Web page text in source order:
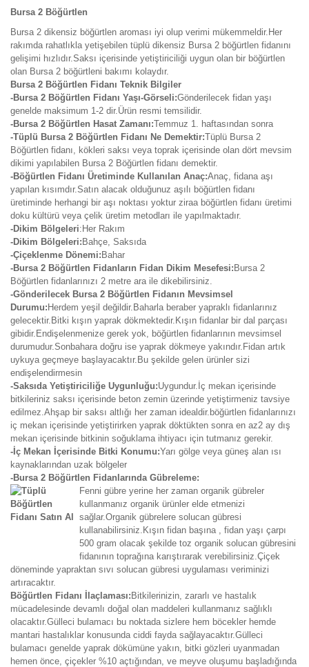
Bursa 2 Böğürtlen
Bursa 2 dikensiz böğürtlen aroması iyi olup verimi mükemmeldir.Her
rakımda rahatlıkla yetişebilen tüplü dikensiz Bursa 2 böğürtlen fidanını
gelişimi hızlıdır.Saksı içerisinde yetiştiriciliği uygun olan bir böğürtlen
olan Bursa 2 böğürtleni bakımı kolaydır.
Bursa 2 Böğürtlen Fidanı Teknik Bilgiler
-Bursa 2 Böğürtlen Fidanı Yaşı-Görseli:Gönderilecek fidan yaşı
genelde maksimum 1-2 dir.Ürün resmi temsilidir.
-Bursa 2 Böğürtlen Hasat Zamanı:Temmuz 1. haftasından sonra
-Tüplü Bursa 2 Böğürtlen Fidanı Ne Demektir:Tüplü Bursa 2
Böğürtlen fidanı, kökleri saksı veya toprak içerisinde olan dört mevsim
dikimi yapılabilen Bursa 2 Böğürtlen fidanı demektir.
-Böğürtlen Fidanı Üretiminde Kullanılan Anaç:Anaç, fidana aşı
yapılan kısımdır.Satın alacak olduğunuz aşılı böğürtlen fidanı
üretiminde herhangi bir aşı noktası yoktur ziraa böğürtlen fidanı üretimi
doku kültürü veya çelik üretim metodları ile yapılmaktadır.
-Dikim Bölgeleri:Her Rakım
-Dikim Bölgeleri: Bahçe, Saksıda
-Çiçeklenme Dönemi: Bahar
-Bursa 2 Böğürtlen Fidanların Fidan Dikim Mesefesi: Bursa 2
Böğürtlen fidanlarınızı 2 metre ara ile dikebilirsiniz.
-Gönderilecek Bursa 2 Böğürtlen Fidanın Mevsimsel
Durumu: Herdem yeşil değildir.Baharla beraber yapraklı fidanlarınız
gelecektir.Bitki kışın yaprak dökmektedir.Kışın fidanlar bir dal parçası
gibidir.Endişelenmenize gerek yok, böğürtlen fidanlarının mevsimsel
durumudur.Sonbahara doğru ise yaprak dökmeye yakındır.Fidan artık
uykuya geçmeye başlayacaktır.Bu şekilde gelen ürünler sizi
endişelendirmesin
-Saksıda Yetiştiriciliğe Uygunluğu:Uygundur.İç mekan içerisinde
bitkileriniz saksı içerisinde beton zemin üzerinde yetiştirmeniz tavsiye
edilmez.Ahşap bir saksı altlığı her zaman idealdir.böğürtlen fidanlarınızı
iç mekan içerisinde yetiştirirken yaprak döktükten sonra en az2 ay dış
mekan içerisinde bitkinin soğuklama ihtiyacı için tutmanız gerekir.
-İç Mekan İçerisinde Bitki Konumu:Yarı gölge veya güneş alan ısı
kaynaklarından uzak bölgeler
-Bursa 2 Böğürtlen Fidanlarında Gübreleme:
Fenni gübre yerine her zaman organik gübreler
kullanmanız organik ürünler elde etmenizi
sağlar.Organik gübrelere solucan gübresi
kullanabilirsiniz.Kışın fidan başına , fidan yaşı çarpı
500 gram olacak şekilde toz organik solucan gübresini
fidanının toprağına karıştırarak verebilirsiniz.Çiçek
döneminde yapraktan sıvı solucan gübresi uygulaması veriminizi
artıracaktır.
Böğürtlen Fidanı İlaçlaması: Bitkilerinizin, zararlı ve hastalık
mücadelesinde devamlı doğal olan maddeleri kullanmanız sağlıklı
olacaktır.Gülleci bulamacı bu noktada sizlere hem böcekler hemde
mantari hastalıklar konusunda ciddi fayda sağlayacaktır.Gülleci
bulamacı genelde yaprak dökümüne yakın, bitki gözleri uyanmadan
hemen önce, çiçekler %10 açtığından, ve meyve oluşumu başladığında